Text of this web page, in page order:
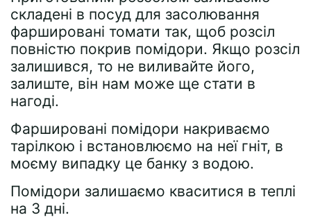
складені в посуд для засолювання
фаршировані томати так, щоб розсіл
повністю покрив помідори. Якщо розсіл
залишився, то не виливайте його,
залиште, він нам може ще стати в
нагоді.
Фаршировані помідори накриваємо
тарілкою і встановлюємо на неї гніт, в
моєму випадку це банку з водою.
Помідори залишаємо кваситися в теплі
на 3 дні.